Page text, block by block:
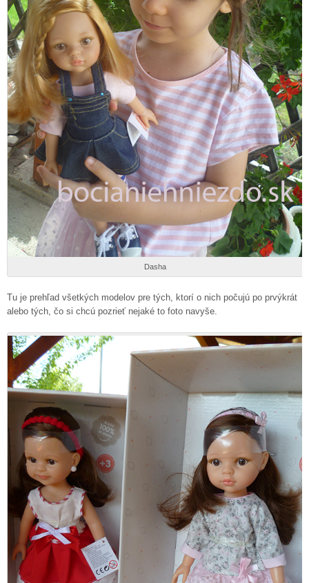
Dasha
Tu je prehľad všetkých modelov pre tých, ktorí o nich počujú po prvýkrát
alebo tých, čo si chcú pozrieť nejaké to foto navyše.